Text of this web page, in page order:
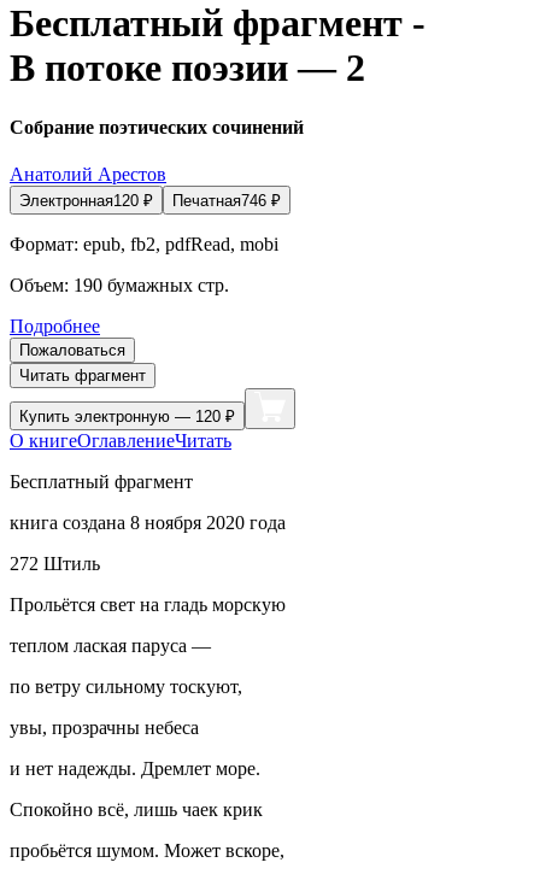
Бесплатный фрагмент -
В потоке поэзии — 2
Собрание поэтических сочинений
Анатолий Арестов
Электронная120 ₽ Печатная746 ₽
Формат: epub, fb2, pdfRead, mobi
Объем: 190 бумажных стр.
Подробнее
Пожаловаться
Читать фрагмент
Купить электронную — 120 ₽
О книгеОглавлениеЧитать
Бесплатный фрагмент
книга создана 8 ноября 2020 года
272 Штиль
Прольётся свет на гладь морскую
теплом лаская паруса —
по ветру сильному тоскуют,
увы, прозрачны небеса
и нет надежды. Дремлет море.
Спокойно всё, лишь чаек крик
пробьётся шумом. Может вскоре,